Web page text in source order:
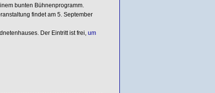
bunten Bühnenprogramm.
findet am 5. September
Der Eintritt ist frei, um